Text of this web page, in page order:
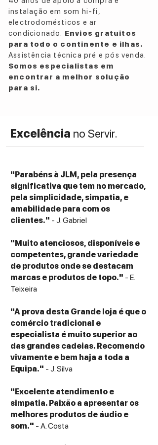
Conectividade Sem Fios: Bluetooth 5.2
com suporte para codecs de alta
resolução (aptX HD, LDAC)
Pré-amplificador de Fono: Integrado
(comutável entre Phono Out e Line Out)
Saídas Analógicas: 1x Par RCA (banhado a
ouro)
Cores e Acabamentos Disponíveis:
natural.
Prato: Alumínio fundido de alta inércia
de alta precisão
Dimensões e peso
Dimensões (LxAxP): 420 mm x 115 mm x
350 mm
Alimentação: Adaptador AC externo para
reduzir interferências elétricas no sinal de
áudio
Conteúdo da embalagem
selecionada)
1x Tampa de proteção contra o pó
(acrílico transparente)
1x Cabo RCA de baixa capacitância
1x Adaptador para discos de 45 RPM
1x Contra-peso e prato de alumínio
do utilizador
instalação em som hi-fi,
electrodomésticos e ar
condicionado. Envios gratuitos
para todo o continente e ilhas.
Assistência técnica pré e pós venda.
Somos especialistas em
encontrar a melhor solução
para si.
Excelência no Servir.
"Parabéns à JLM, pela presença
significativa que tem no mercado,
pela simplicidade, simpatia, e
amabilidade para com os
clientes." - J. Gabriel
"Muito atenciosos, disponíveis e
competentes, grande variedade
de produtos onde se destacam
marcas e produtos de topo." - E.
Teixeira
"A prova desta Grande loja é que o
comércio tradicional e
especialista é muito superior ao
das grandes cadeias. Recomendo
vivamente e bem haja a toda a
Equipa." - J. Silva
"Excelente atendimento e
simpatia. Paixão a apresentar os
melhores produtos de áudio e
som." - A. Costa